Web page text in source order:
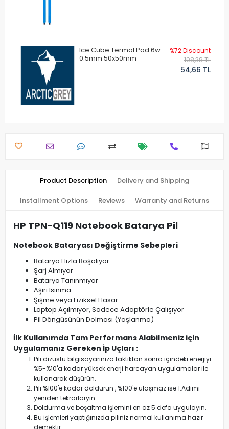
Ice Cube Termal Pad 6w
0.5mm 50x50mm
%72 Discount
198,38 TL
54,66 TL
Product Description Delivery and Shipping
Installment Options Reviews Warranty and Returns
HP TPN-Q119 Notebook Batarya Pil
Notebook Bataryası Değiştirme Sebepleri
Batarya Hızla Boşalıyor
Şarj Almıyor
Batarya Tanınmıyor
Aşırı Isınma
Şişme veya Fiziksel Hasar
Laptop Açılmıyor, Sadece Adaptörle Çalışıyor
Pil Döngüsünün Dolması (Yaşlanma)
İlk Kullanımda Tam Performans Alabilmeniz için
Uygulamanız Gereken İp Uçları :
Pili dizüstü bilgisayarınıza taktıktan sonra içindeki enerjiyi
%5-%10'a kadar yüksek enerji harcayan uygulamalar ile
kullanarak düşürün.
Pili %100'e kadar doldurun , %100'e ulaşmaz ise 1.Adımı
yeniden tekrarlaryın .
Doldurma ve boşaltma işlemini en az 5 defa uygulayın.
Bu işlemleri yaptığınızda piliniz normal kullanıma hazır
demektir.